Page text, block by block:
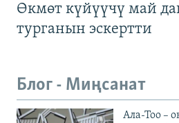
Өкмөт күйүүчү май
турганын эскертти
Блог - Миңсанат
Ала-Тоо –